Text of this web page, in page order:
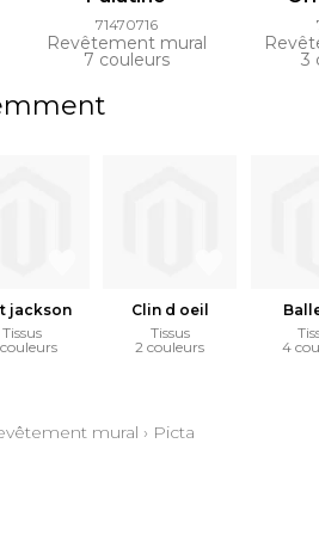
71470716
Revêtement mural
7 couleurs 3
jackson
Tissus
Clin d oeil
Tissus
2 couleurs
4
mural › Picta